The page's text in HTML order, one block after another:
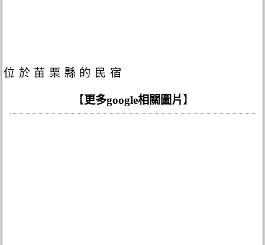
位於苗栗縣的民宿
【更多google相關圖片】